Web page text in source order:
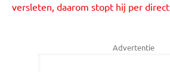
versleten, daarom stopt hij per direct
Advertentie